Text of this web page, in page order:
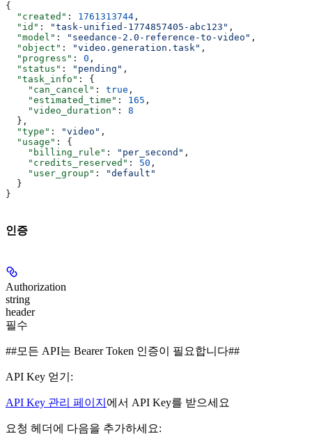
{
  "created"
: 1761313744 ,
  "id"
: "task-unified-1774857405-abc123" ,
  "model"
: "seedance-2.0-reference-to-video" ,
  "object"
: "video.generation.task" ,
  "progress"
: 0 ,
  "status"
: "pending" ,
  "task_info"
: {
    "can_cancel"
: true ,
    "estimated_time"
: 165 ,
    "video_duration"
: 8
  },
  "type"
: "video" ,
  "usage"
: {
    "billing_rule"
: "per_second" ,
    "credits_reserved"
: 50 ,
    "user_group"
:
"default"
  }
}
인증
Authorization
string
header
필수
##모든 API는 Bearer Token 인증이 필요합니다##
API Key 얻기:
API Key 관리 페이지 에서 API Key를 받으세요
요청 헤더에 다음을 추가하세요: